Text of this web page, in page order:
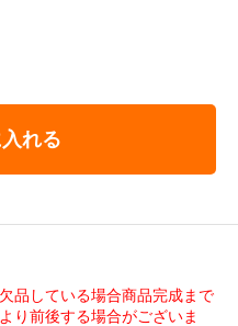
れる
品している場合商品完成まで
り前後する場合がございま